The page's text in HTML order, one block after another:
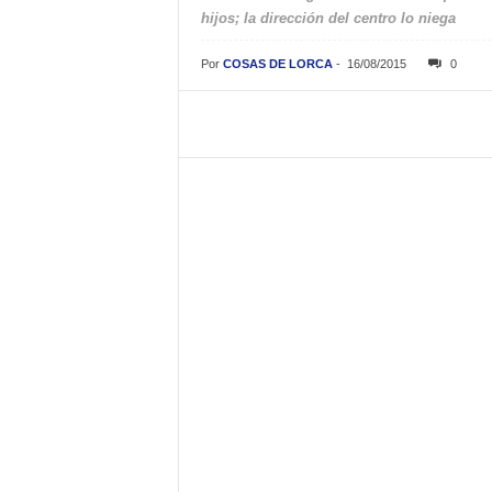
hijos; la dirección del centro lo niega
Por COSAS DE LORCA- 16/08/2015 0